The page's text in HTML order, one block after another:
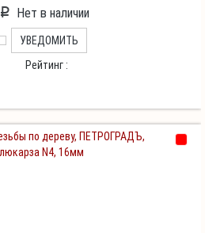
p Нет в наличии
УВЕДОМИТЬ
Рейтинг :